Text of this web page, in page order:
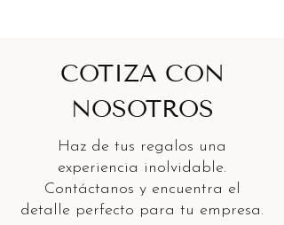
COTIZA CON
NOSOTROS
Haz de tus regalos una
experiencia inolvidable.
Contáctanos y encuentra el
detalle perfecto para tu empresa.